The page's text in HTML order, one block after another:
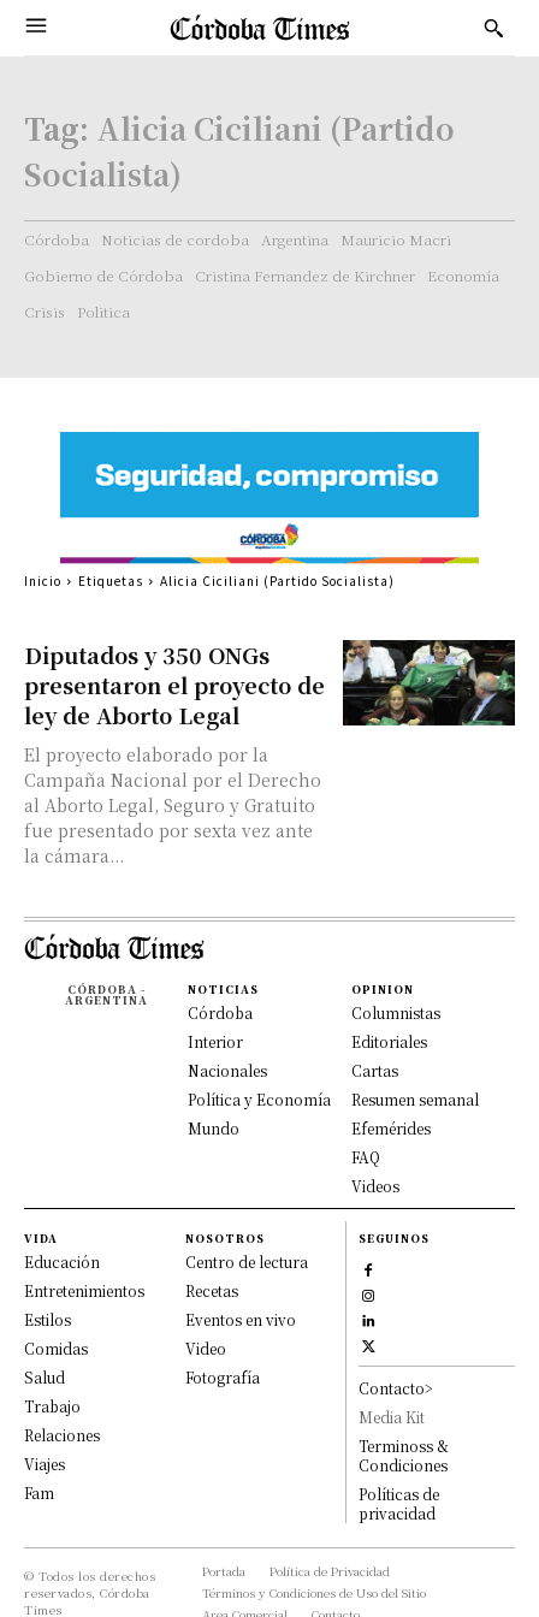
Tag: Alicia Ciciliani (Partido
Socialista)
Córdoba Noticias de cordoba Argentina
Mauricio Macri
Gobierno de Córdoba
Cristina Fernandez de Kirchner
Economía
Crisis
Politica
Diputados y 350 ONGs
presentaron el proyecto de
ley de Aborto Legal
El proyecto elaborado por la
Campaña Nacional por el Derecho
al Aborto Legal, Seguro y Gratuito
fue presentado por sexta vez ante
la cámara...
Inicio Etiquetas Alicia Ciciliani (Partido Socialista)
CÓRDOBA -
ARGENTINA
NOTICIAS
Córdoba
Interior
Nacionales
Política y Economía
Mundo
OPINION
Columnistas
Editoriales
Cartas
Resumen semanal
Efemérides
FAQ
Videos
VIDA
Educación
Entretenimientos
Estilos
Comidas
Salud
Trabajo
Relaciones
Viajes
Fam
NOSOTROS
Centro de lectura
Recetas
Eventos en vivo
Video
Fotografía
SEGUINOS
Contacto>
Media Kit
Terminoss &
Condiciones
Políticas de
privacidad
© Todos los derechos
reservados, Córdoba
Times
Portada
Política de Privacidad
Términos y Condiciones de Uso del Sitio